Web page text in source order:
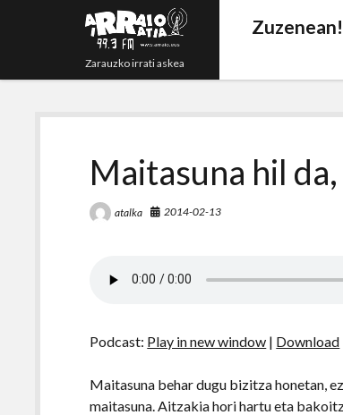
Zarauzko irrati askea
Zuzenean!
Maitasuna hil
atalka 2014-02-13
Podcast: Play in new window | Download
Maitasuna behar dugu bizitza honetan,
maitasuna. Aitzakia hori hartu eta